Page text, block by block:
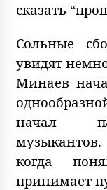
сказать
Сольные
увидят
Минаев
начал
когда
принимает